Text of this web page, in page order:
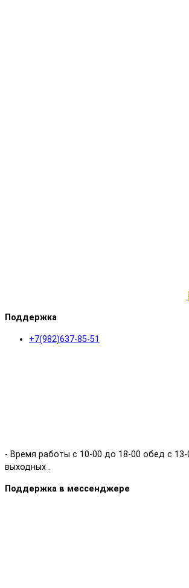
Поддержка
+7(982)637-85-51
- Время работы с 10-00 до 18-00 обед с
выходных .
Поддержка в мессенджере